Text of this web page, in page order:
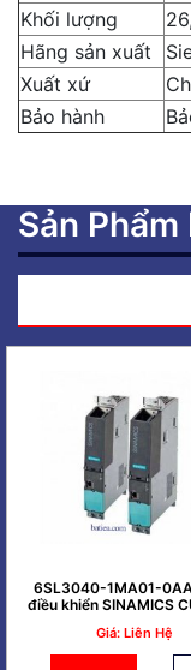
Khối lượng
Hãng sản xuất
Xuất xứ
Bảo hành
Sản
6SL3040-1MA01-
điều khiển SINAMICS
Giá: Liên Hệ